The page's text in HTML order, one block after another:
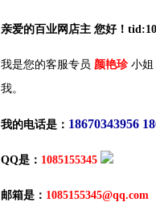
亲爱的百业网店主 您好！
我是您的客服专员 颜艳珍小姐
我。
我的电话是： 18670343956
QQ是： 1085155345
邮箱是： 1085155345@qq.com